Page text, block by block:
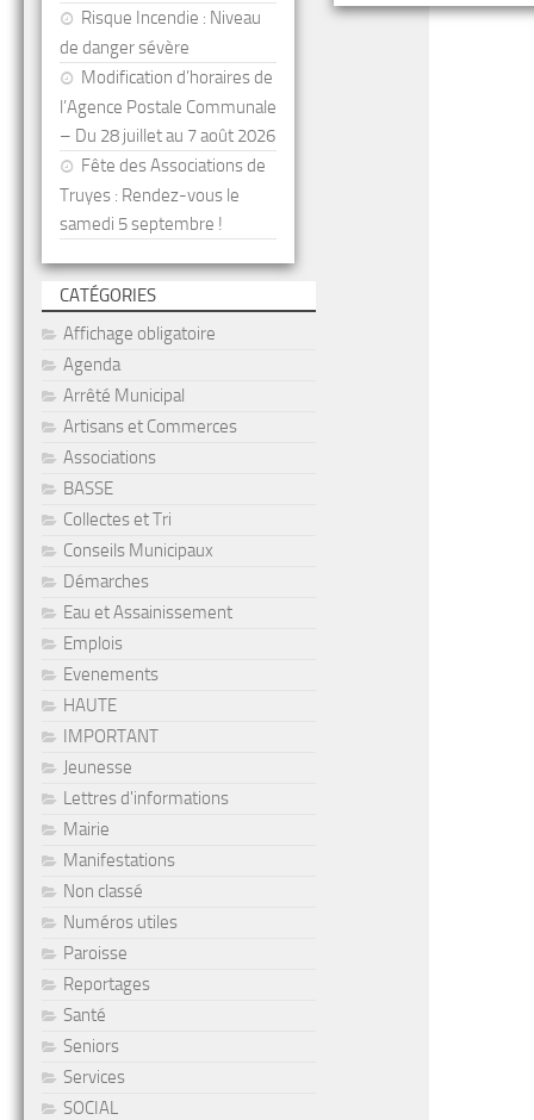
Risque Incendie : Niveau
de danger sévère
Modification d’horaires de
l’Agence Postale Communale
– Du 28 juillet au 7 août 2026
Fête des Associations de
Truyes : Rendez-vous le
samedi 5 septembre !
CATÉGORIES
Affichage obligatoire
Agenda
Arrêté Municipal
Artisans et Commerces
Associations
BASSE
Collectes et Tri
Conseils Municipaux
Démarches
Eau et Assainissement
Emplois
Evenements
HAUTE
IMPORTANT
Jeunesse
Lettres d'informations
Mairie
Manifestations
Non classé
Numéros utiles
Paroisse
Reportages
Santé
Seniors
Services
SOCIAL